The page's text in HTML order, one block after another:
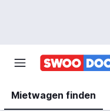
Mietwagen finden